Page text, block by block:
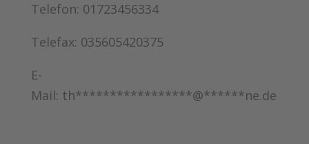
Telefon: 01723456334
Telefax: 035605420375
E-
Mail: th*****************@******ne.de